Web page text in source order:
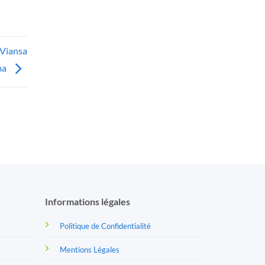
Informations légales
Politique de Confidentialité
Mentions Légales